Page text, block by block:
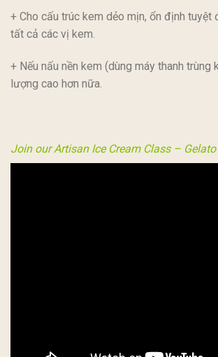
+ Cho cấu trúc kem dẻo mịn, ổn định tuyệt
tất cả các vị kem.
+ Nếu nấu nền kem (dùng máy thanh
lượng cao hơn nữa.
Join our Artisan Ice Cream Class –